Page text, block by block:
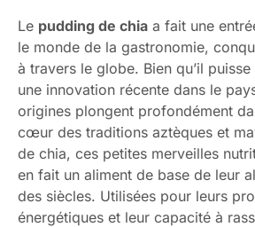
Le pudding de chia a fait une
le monde de la gastronomie,
à travers le globe. Bien qu’il
une innovation récente dans le
origines plongent profondément
cœur des traditions aztèques et
de chia, ces petites merveilles
en fait un aliment de base de leur
des siècles. Utilisées pour leurs
énergétiques et leur capacité à